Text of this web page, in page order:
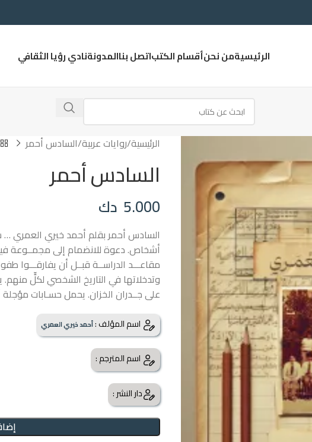
الرئيسيةمن نحنأقسام الكتباتصل بناالمدونةنادي رؤيا الثقافي
الرئيسية روايات عربية السادس أحمر
السادس أحمر
5.000 دك
السادس أحمر بقلم أحمد خيري العمري
أشخاص. دعوة للانضمام إلى مجمــوعة
مقاعـــد الدراســة قبــل أن
وتدخلاتها في التاريخ الشخصي لكلٍّ منهم.
على جــدران الخزان. يحمل حسـابات
اسم المؤلف :أحمد خيري العمري
اسم المترجم :
دار النشر :